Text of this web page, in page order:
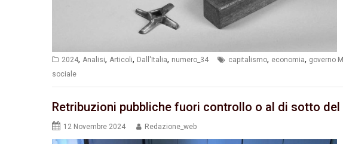
2024, Analisi, Articoli, Dall'Italia, numero_34 capitalismo, economia, governo
sociale
Retribuzioni pubbliche fuori controllo o al di sotto
12 Novembre 2024 Redazione_web